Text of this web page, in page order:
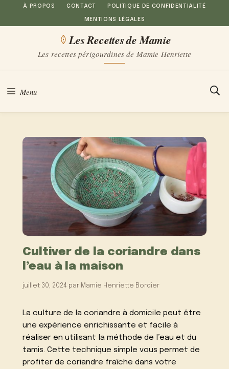
Aller
au
À PROPOS CONTACT POLITIQUE DE CONFIDENTIALITÉ
MENTIONS LÉGALES
Les Recettes de Mamie
Les recettes périgourdines de Mamie Henriette
Menu
Cultiver de la coriandre dans
l’eau à la maison
juillet 30, 2024 par Mamie Henriette Bordier
La culture de la coriandre à domicile peut être
une expérience enrichissante et facile à
réaliser en utilisant la méthode de l’eau et du
tamis. Cette technique simple vous permet de
profiter de coriandre fraîche dans votre